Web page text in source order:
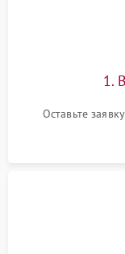
1.
Оставьте